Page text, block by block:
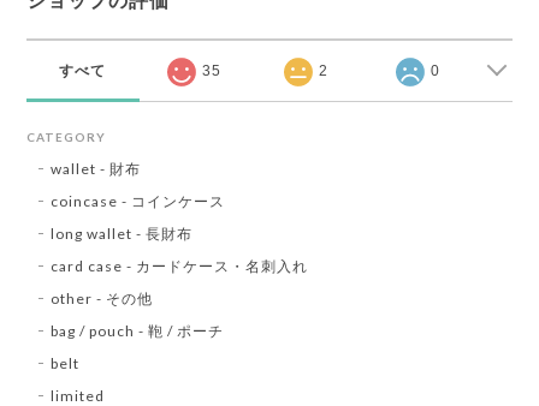
すべて 35 2 0
CATEGORY
wallet - 財布
coincase - コインケース
long wallet - 長財布
card case - カードケース・名刺入れ
other - その他
bag / pouch - 鞄 / ポーチ
belt
limited